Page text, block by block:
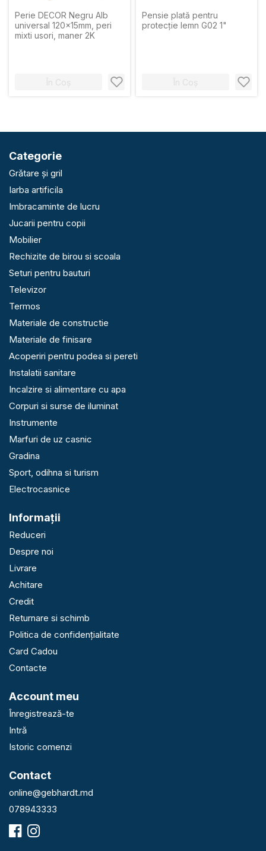
Perie DECOR Negru Alb
universal 120x15mm, peri
mixti usori, maner 2K
În Coș
Pensie plată pentru
protecție lemn G02 1"
În Coș
Categorie
Grătare și gril
Iarba artificila
Imbracaminte de lucru
Jucarii pentru copii
Mobilier
Rechizite de birou si scoala
Seturi pentru bauturi
Televizor
Termos
Materiale de constructie
Materiale de finisare
Acoperiri pentru podea si pereti
Instalatii sanitare
Incalzire si alimentare cu apa
Corpuri si surse de iluminat
Instrumente
Marfuri de uz casnic
Gradina
Sport, odihna si turism
Electrocasnice
Informaţii
Reduceri
Despre noi
Livrare
Achitare
Credit
Returnare si schimb
Politica de confidențialitate
Card Cadou
Contacte
Account meu
Înregistrează-te
Intră
Istoric comenzi
Contact
online@gebhardt.md
078943333